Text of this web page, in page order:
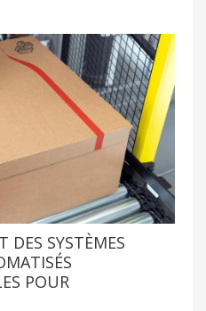
DES SYSTÈMES
POUR